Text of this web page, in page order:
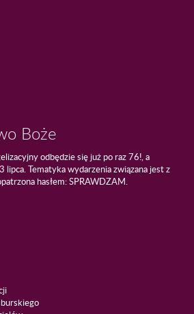
Boże
odbędzie się już po raz 76!, a
Tematyka wydarzenia związana jest z
hasłem: SPRAWDZAM.